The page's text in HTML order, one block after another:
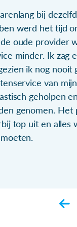
bij
werd het tijd
oude provider
minder. Ik zag
ik nog nooit
van
geholpen
genomen.
top uit en alles